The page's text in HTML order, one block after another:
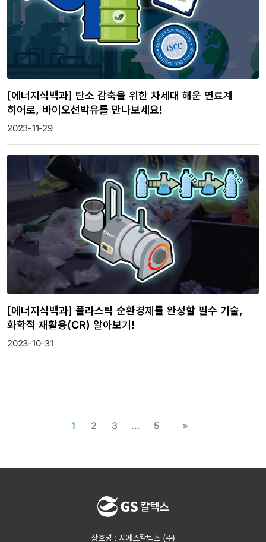
[에너지식백과] 탄소 감축을 위한 차세대 해운 연료계
히어로, 바이오선박유를 만나보세요!
2023-11-29
[에너지식백과] 플라스틱 순환경제를 완성할 필수 기술,
화학적 재활용(CR) 알아보기!
2023-10-31
1 2 3 … 5 »
상호명 : 지에스칼텍스 (주)